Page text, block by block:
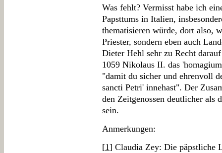
Was fehlt? Vermisst habe ich
Papsttums in Italien,
thematisieren würde, dort also,
Priester, sondern eben auch
Dieter Hehl sehr zu Recht
1059 Nikolaus II. das
"damit du sicher und ehrenvoll
sancti Petri' innehast". Der
den Zeitgenossen deutlicher als
sein.
Anmerkungen:
[1] Claudia Zey: Die päpstliche